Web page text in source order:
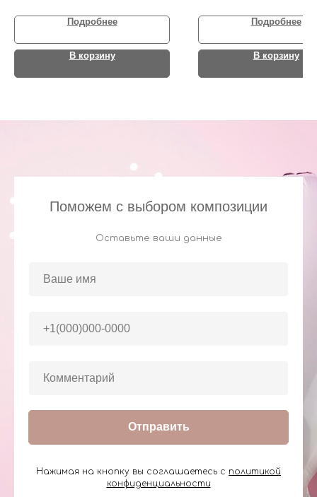
Подробнее
В корзину
Подробнее
В корзину
Поможем с выбором композиции
Оставьте ваши данные
Отправить
Нажимая на кнопку вы соглашаетесь с политикой
конфиденциальности